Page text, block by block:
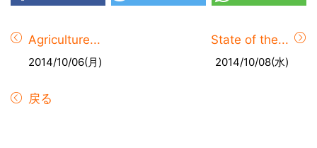
Agriculture...
2014/10/06(月)
State of the...
2014/10/08(水)
戻る